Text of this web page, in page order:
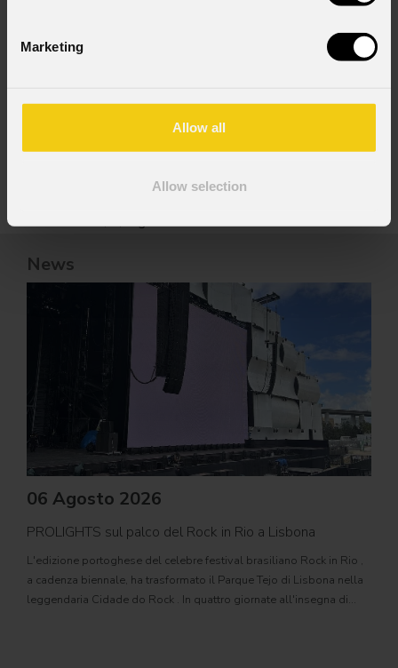
Marketing
Allow all
Allow selection
SMD1515 BF, p.2,6mm,
1200nit, 6,3kg
News
06 Agosto 2026
PROLIGHTS sul palco del Rock in Rio a Lisbona
L'edizione portoghese del celebre festival brasiliano Rock in Rio ,
a cadenza biennale, ha trasformato il Parque Tejo di Lisbona nella
leggendaria Cidade do Rock . In quattro giornate all'insegna di